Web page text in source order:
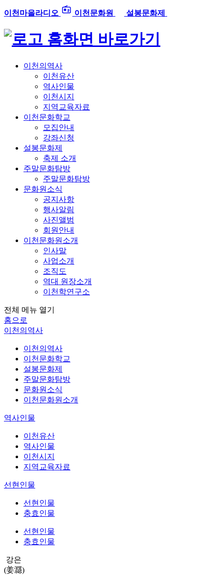
이천마을라디오 이천문화원 설봉문화제
홈화면 바로가기
이천의역사
이천유산
역사인물
이천시지
지역교육자료
이천문화학교
모집안내
강좌신청
설봉문화제
축제 소개
주말문화탐방
주말문화탐방
문화원소식
공지사항
행사알림
사진앨범
회원안내
이천문화원소개
인사말
사업소개
조직도
역대 원장소개
이천학연구소
전체 메뉴 열기
홈으로
이천의역사
이천의역사
이천문화학교
설봉문화제
주말문화탐방
문화원소식
이천문화원소개
역사인물
이천유산
역사인물
이천시지
지역교육자료
선현인물
선현인물
충효인물
선현인물
충효인물
강은
(姜㶏)